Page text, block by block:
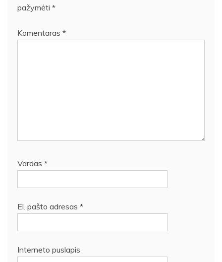
pažymėti *
Komentaras *
Vardas *
El. pašto adresas *
Interneto puslapis